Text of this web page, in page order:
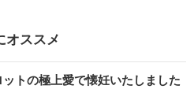
オススメ
トの極上愛で懐妊いたしました